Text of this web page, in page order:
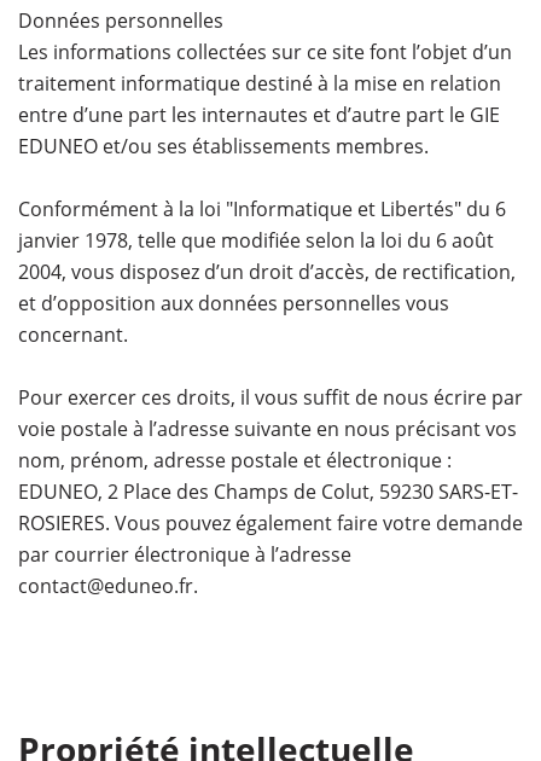
Données personnelles
Les informations collectées sur ce site font l’objet d’un
traitement informatique destiné à la mise en relation
entre d’une part les internautes et d’autre part le GIE
EDUNEO et/ou ses établissements membres.
Conformément à la loi "Informatique et Libertés" du 6
janvier 1978, telle que modifiée selon la loi du 6 août
2004, vous disposez d’un droit d’accès, de rectification,
et d’opposition aux données personnelles vous
concernant.
Pour exercer ces droits, il vous suffit de nous écrire par
voie postale à l’adresse suivante en nous précisant vos
nom, prénom, adresse postale et électronique :
EDUNEO, 2 Place des Champs de Colut, 59230 SARS-ET-
ROSIERES. Vous pouvez également faire votre demande
par courrier électronique à l’adresse
contact@eduneo.fr.
Propriété intellectuelle